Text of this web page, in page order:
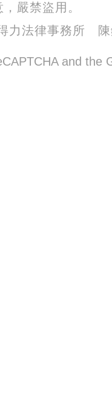
嚴禁盜用。
力法律事務所 陳
and the